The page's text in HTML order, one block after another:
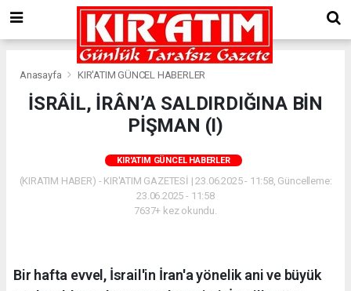
Anasayfa KIR'ATIM GÜNCEL HABERLER
İSRÂİL, İRÂN’A SALDIRDIĞINA BİN
PİŞMAN (I)
KIR'ATIM GÜNCEL HABERLER
(KIRATIM HABER) - KIR'ATIM GAZETESİ | 23.06.2025 - 11:58, Güncelleme:
23.06.2025 - 11:58
7637+ kez okundu.
Bir hafta evvel, İsrail'in İran'a yönelik ani ve büyük